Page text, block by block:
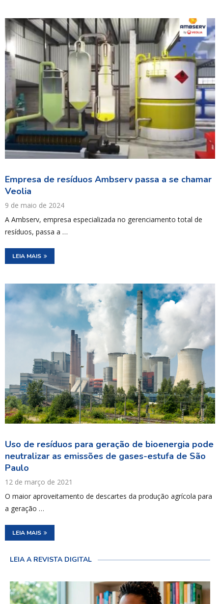
Empresa de resíduos Ambserv passa a se chamar
Veolia
9 de maio de 2024
A Ambserv, empresa especializada no gerenciamento total de
resíduos, passa a …
LEIA MAIS
Uso de resíduos para geração de bioenergia pode
neutralizar as emissões de gases-estufa de São
Paulo
12 de março de 2021
O maior aproveitamento de descartes da produção agrícola para
a geração …
LEIA MAIS
LEIA A REVISTA DIGITAL